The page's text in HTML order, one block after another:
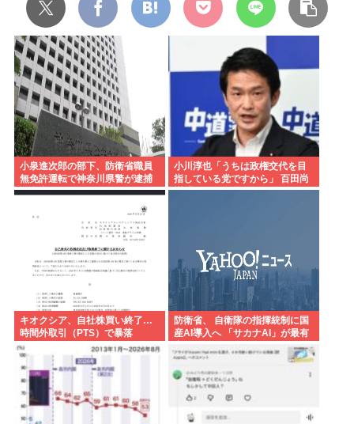
小泉進次郎の部下、防衛省職員
無免許運転で神奈川県警が逮捕
追突事故
小川淳也「うちは政権交代を目
指している党ですから」 百田尚
樹「それは無理でしょう」
キオクシア、自社株買い終了…
時間外取引（PTS）で暴落
防衛省、 自衛隊の指揮統制に国
産AI導入へ 「サカナAI」が最有